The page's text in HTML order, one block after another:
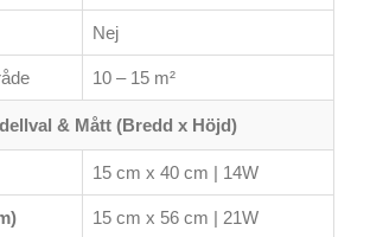
Nej
10 – 15 m²
& Mått (Bredd x Höjd)
15 cm x 40 cm | 14W
15 cm x 56 cm | 21W